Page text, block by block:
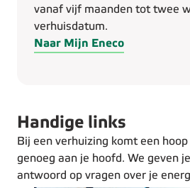
vanaf vijf maanden tot twee
verhuisdatum.
Naar Mijn Eneco
Handige links
Bij een verhuizing komt een
genoeg aan je hoofd. We geven
antwoord op vragen over je